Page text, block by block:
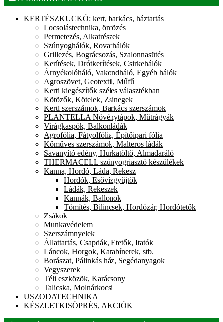
KERTÉSZKUCKÓ: kert, barkács, háztartás
Locsolástechnika, öntözés
Permetezés, Alkatrészek
Szúnyoghálók, Rovarhálók
Grillezés, Bográcsozás, Szalonnasütés
Kerítések, Drótkerítések, Csirkehálók
Árnyékolóháló, Vakondháló, Egyéb hálók
Agroszövet, Geotextil, Műfű
Kerti kiegészítők széles választékban
Kötözők, Kötelek, Zsinegek
Kerti szerszámok, Barkács szerszámok
PLANTELLA Növénytápok, Műtrágyák
Virágkaspók, Balkonládák
Agrofólia, Fátyolfólia, Építőipari fólia
Kőműves szerszámok, Malteros ládák
Savanyító edény, Hurkatöltő, Almadaráló
THERMACELL szúnyogriasztó készülékek
Kanna, Hordó, Láda, Rekesz
Hordók, Esővízgyűjtők
Ládák, Rekeszek
Kannák, Ballonok
Tömítés, Bilincsek, Hordózár, Hordótetők
Zsákok
Munkavédelem
Szerszámnyelek
Állattartás, Csapdák, Etetők, Itatók
Láncok, Horgok, Karabínerek, stb.
Borászat, Pálinkás ház, Segédanyagok
Vegyszerek
Téli eszközök, Karácsony
Talicska, Molnárkocsi
USZODATECHNIKA
KÉSZLETKISÖPRÉS, AKCIÓK